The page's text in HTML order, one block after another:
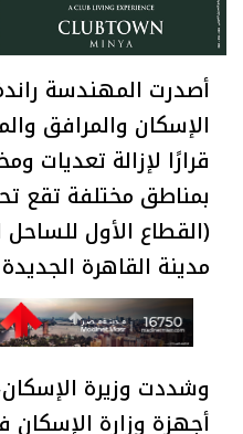
أصدرت المهندسة
قرارًا لإزالة تعديات
بمناطق مختلفة تقع
(القطاع الأول
مدينة القاهرة
وشددت وزيرة
أجهزة وزارة الإسكان